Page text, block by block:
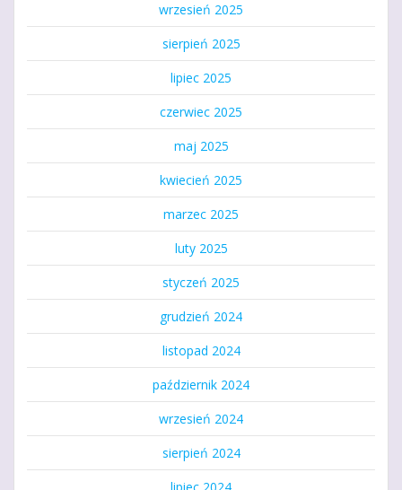
wrzesień 2025
sierpień 2025
lipiec 2025
czerwiec 2025
maj 2025
kwiecień 2025
marzec 2025
luty 2025
styczeń 2025
grudzień 2024
listopad 2024
październik 2024
wrzesień 2024
sierpień 2024